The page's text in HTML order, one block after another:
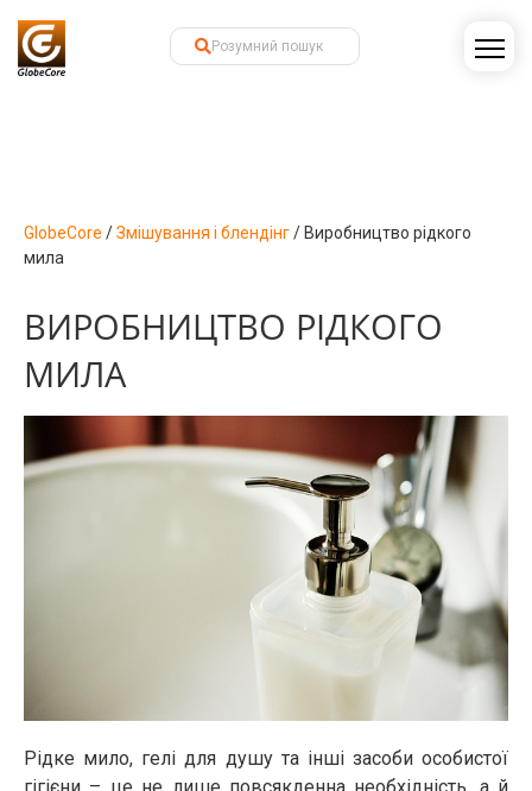
GlobeCore /Змішування і блендінг/ Виробництво рідкого
мила
ВИРОБНИЦТВО РІДКОГО
МИЛА
Рідке мило, гелі для душу та інші засоби особистої